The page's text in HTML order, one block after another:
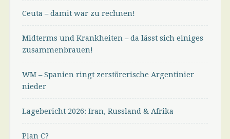
Ceuta – damit war zu rechnen!
Midterms und Krankheiten – da lässt sich einiges
zusammenbrauen!
WM – Spanien ringt zerstörerische Argentinier
nieder
Lagebericht 2026: Iran, Russland & Afrika
Plan C?